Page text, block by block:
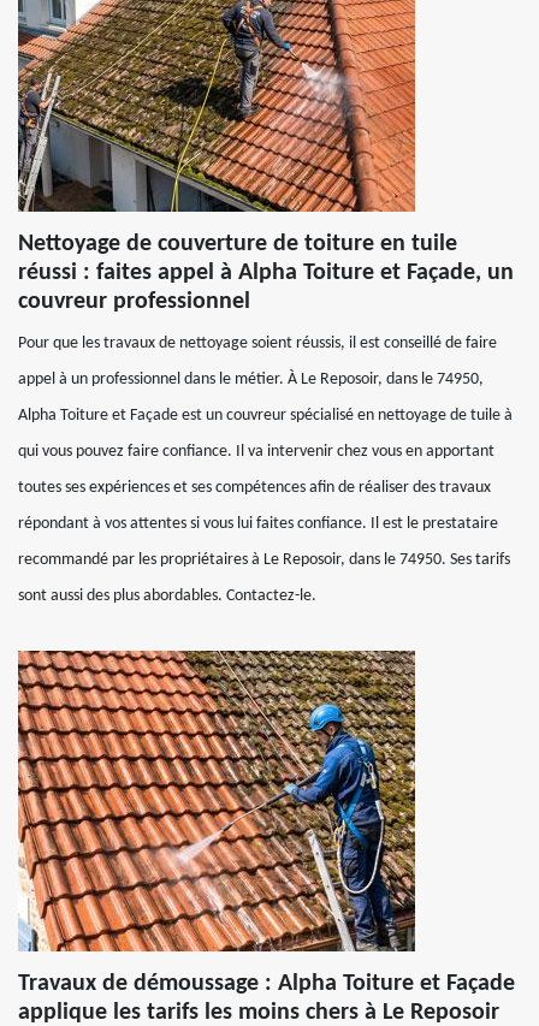
Nettoyage de couverture de toiture en tuile
réussi : faites appel à Alpha Toiture et Façade, un
couvreur professionnel
Pour que les travaux de nettoyage soient réussis, il est conseillé de faire
appel à un professionnel dans le métier. À Le Reposoir, dans le 74950,
Alpha Toiture et Façade est un couvreur spécialisé en nettoyage de tuile à
qui vous pouvez faire confiance. Il va intervenir chez vous en apportant
toutes ses expériences et ses compétences afin de réaliser des travaux
répondant à vos attentes si vous lui faites confiance. Il est le prestataire
recommandé par les propriétaires à Le Reposoir, dans le 74950. Ses tarifs
sont aussi des plus abordables. Contactez-le.
Travaux de démoussage : Alpha Toiture et Façade
applique les tarifs les moins chers à Le Reposoir